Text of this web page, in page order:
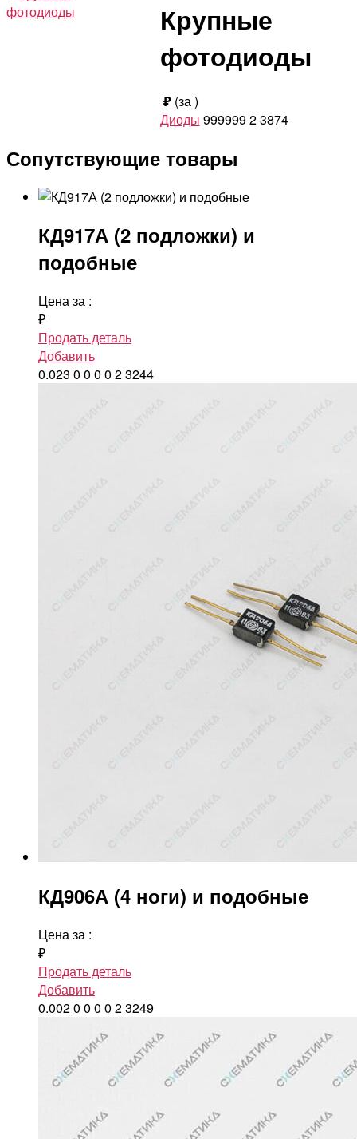
Крупные
фотодиоды
₽ (за)
Диоды 99999923874
Сопутствующие товары
КД917А (2 подложки) и
подобные
Цена за :
₽
Продать деталь
Добавить
0.023 0 0 0 0 23244
КД906А (4 ноги) и подобные
Цена за :
₽
Продать деталь
Добавить
0.0020 0 0 0 23249